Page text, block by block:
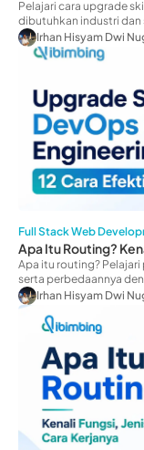
Pelajari cara upgrade
dibutuhkan industri dan
Irhan Hisyam Dwi
Full Stack Web
Apa Itu Routing?
Apa itu routing?
serta perbedaannya
Irhan Hisyam Dwi